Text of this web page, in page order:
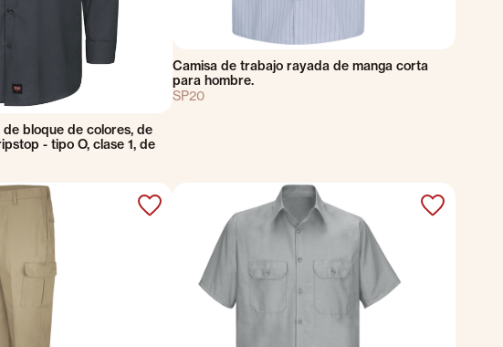
bloque de colores, de
- tipo O, clase 1, de
Camisa de trabajo rayada de manga corta
para hombre.
SP20